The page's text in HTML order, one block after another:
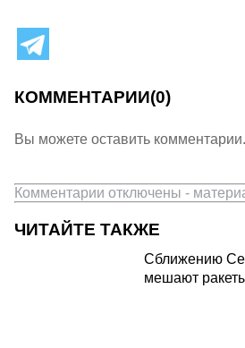
КОММЕНТАРИИ(0)
Вы можете оставить комментарии.
Комментарии отключены -
ЧИТАЙТЕ ТАКЖЕ
Сближению
мешают